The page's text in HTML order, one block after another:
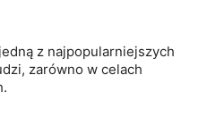
z najpopularniejszych
zarówno w celach